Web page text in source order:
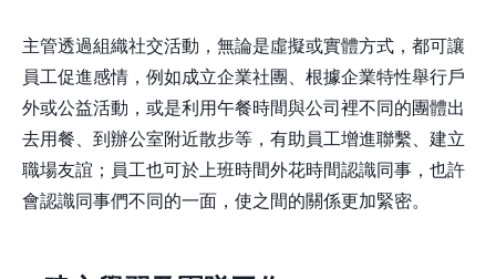
主管透過組織社交活動，無論是虛擬或實體方式，都可讓
員工促進感情，例如成立企業社團、根據企業特性舉行戶
外或公益活動，或是利用午餐時間與公司裡不同的團體出
去用餐、到辦公室附近散步等，有助員工增進聯繫、建立
職場友誼；員工也可於上班時間外花時間認識同事，也許
會認識同事們不同的一面，使之間的關係更加緊密。